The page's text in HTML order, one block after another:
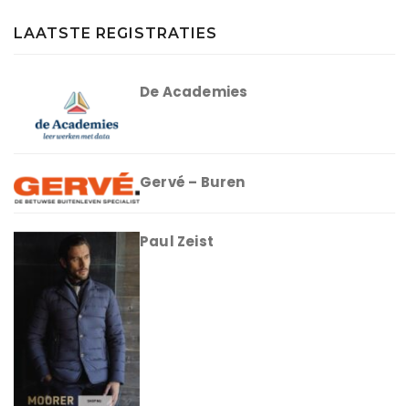
LAATSTE REGISTRATIES
De Academies
Gervé – Buren
Paul Zeist